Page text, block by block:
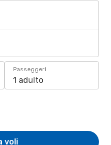
Passeggeri
1 adulto
voli